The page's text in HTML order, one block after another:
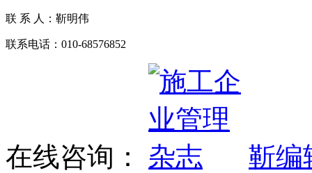
联 系 人：靳明伟
联系电话：010-68576852
在线咨询： 靳编